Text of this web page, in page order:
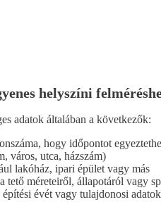
helyszíni
adatok általában a következők:
hogy időpontot
város, utca, házszám)
lakóház, ipari épület vagy más
tető méreteiről, állapotáról vagy
évét vagy tulajdonosi